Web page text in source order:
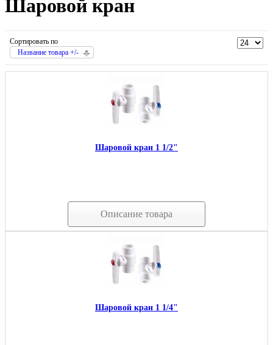
Шаровой кран
Сортировать по
Название товара +/-
Шаровой кран 1 1/2"
Описание товара
Шаровой кран 1 1/4"